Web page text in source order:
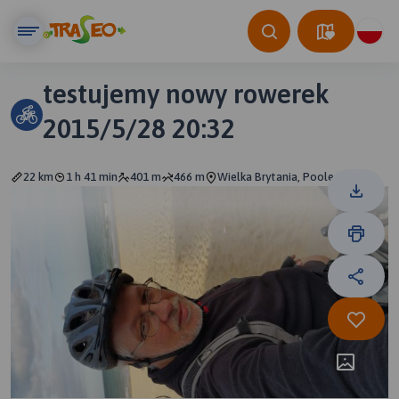
testujemy nowy rowerek
2015/5/28 20:32
22 km 1 h 41 min 401 m 466 m Wielka Brytania, Poole